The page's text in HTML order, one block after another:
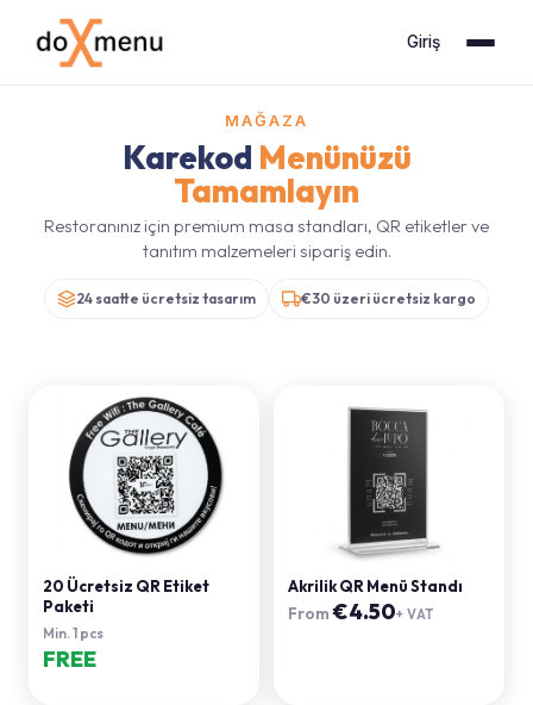
Giriş
MAĞAZA
Karekod Menünüzü
Tamamlayın
Restoranınız için premium masa standları, QR etiketler ve
tanıtım malzemeleri sipariş edin.
24 saatte ücretsiz tasarım €30 üzeri ücretsiz kargo
20 Ücretsiz QR Etiket
Paketi
Min.1 pcs
FREE
Akrilik QR Menü Standı
From €4.50+ VAT